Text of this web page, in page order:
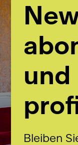
und
Bleiben